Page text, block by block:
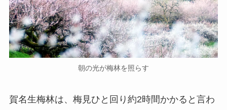
朝の光が梅林を照らす
賀名生梅林は、梅見ひと回り約2時間かかると言わ